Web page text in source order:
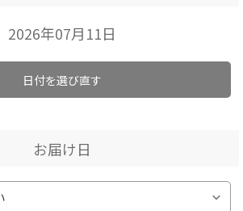
2026年07月11日
日付を選び直す
お届け日